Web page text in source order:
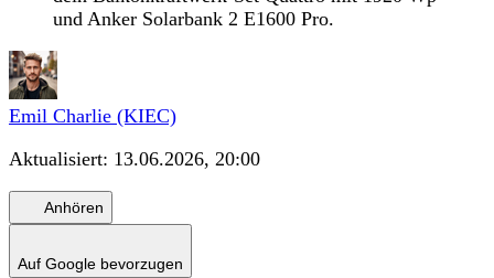
und Anker Solarbank 2 E1600 Pro.
Emil Charlie (KIEC)
Aktualisiert: 13.06.2026, 20:00
Anhören
Auf Google bevorzugen